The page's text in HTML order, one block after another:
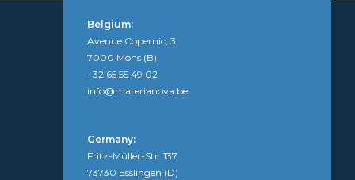
Belgium:
Avenue Copernic, 3
7000 Mons (B)
+32 65 55 49 02
info@materianova.be
Germany:
Fritz-Müller-Str. 137
73730 Esslingen (D)